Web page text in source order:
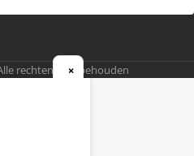
rechten voorbehouden
×